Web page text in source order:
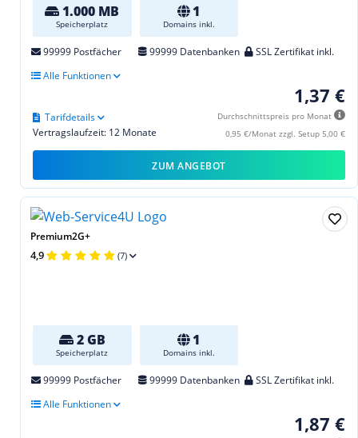
1.000 MB
Speicherplatz
1
Domains inkl.
99999 Postfächer 99999 Datenbanken
SSL Zertifikat inkl.
Alle Funktionen
1,37 €
Durchschnittspreis pro Monat
0,95 €/Monat zzgl. Setup 5,00 €
Vertragslaufzeit: 12 Monate
Tarifdetails
ZUM ANGEBOT
Premium2G+
4,9 (7)
2 GB
Speicherplatz
1
Domains inkl.
99999 Postfächer 99999 Datenbanken
SSL Zertifikat inkl.
Alle Funktionen
1,87 €